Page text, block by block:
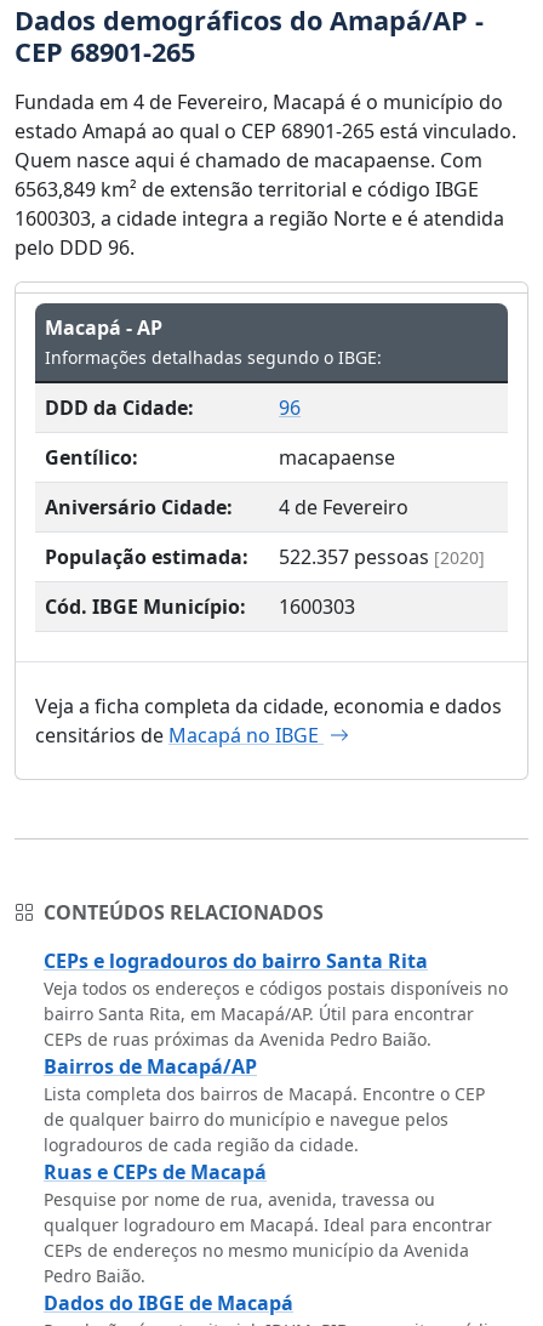
Dados demográficos do Amapá/AP -
CEP 68901-265
Fundada em 4 de Fevereiro, Macapá é o município do
estado Amapá ao qual o CEP 68901-265 está vinculado.
Quem nasce aqui é chamado de macapaense. Com
6563,849 km² de extensão territorial e código IBGE
1600303, a cidade integra a região Norte e é atendida
pelo DDD 96.
Macapá - AP
Informações detalhadas segundo o IBGE:
DDD da Cidade:
96
Gentílico:
macapaense
Aniversário Cidade:
4 de Fevereiro
População estimada:
522.357 pessoas [2020]
Cód. IBGE Município: 1600303
Veja a ficha completa da cidade, economia e dados
censitários de Macapá no IBGE
CONTEÚDOS RELACIONADOS
CEPs e logradouros do bairro Santa Rita
Veja todos os endereços e códigos postais disponíveis no
bairro Santa Rita, em Macapá/AP. Útil para encontrar
CEPs de ruas próximas da Avenida Pedro Baião.
Bairros de Macapá/AP
Lista completa dos bairros de Macapá. Encontre o CEP
de qualquer bairro do município e navegue pelos
logradouros de cada região da cidade.
Ruas e CEPs de Macapá
Pesquise por nome de rua, avenida, travessa ou
qualquer logradouro em Macapá. Ideal para encontrar
CEPs de endereços no mesmo município da Avenida
Pedro Baião.
Dados do IBGE de Macapá